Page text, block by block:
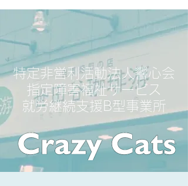
特定非営利活動法人響心会
指定障害福祉サービス
就労継続支援B型事業所